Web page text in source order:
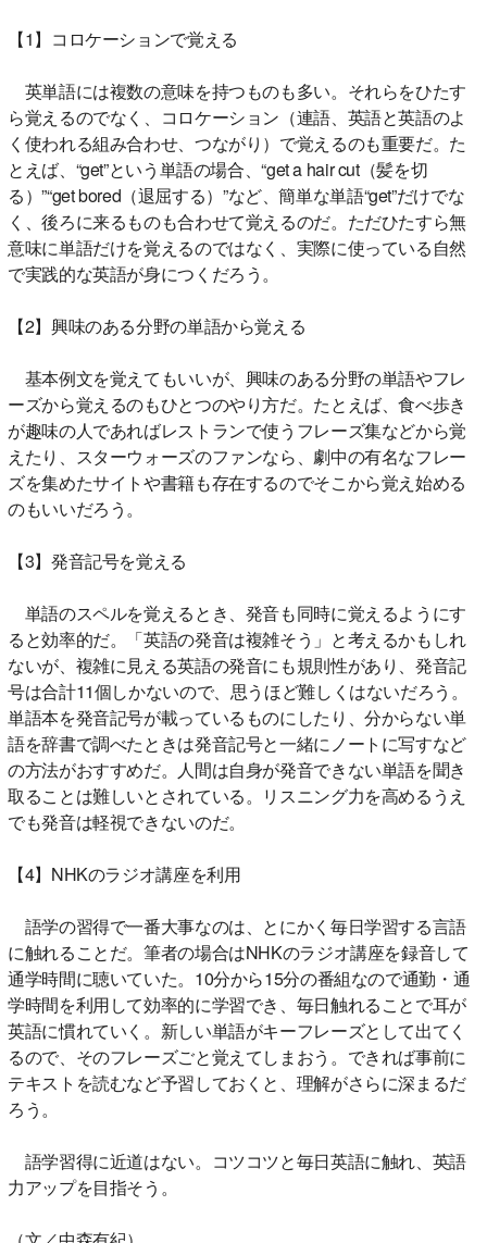
【1】コロケーションで覚える
英単語には複数の意味を持つものも多い。それらをひたす
ら覚えるのでなく、コロケーション（連語、英語と英語のよ
く使われる組み合わせ、つながり）で覚えるのも重要だ。た
とえば、“get”という単語の場合、“get a hair cut（髪を切
る）”“get bored（退屈する）”など、簡単な単語“get”だけでな
く、後ろに来るものも合わせて覚えるのだ。ただひたすら無
意味に単語だけを覚えるのではなく、実際に使っている自然
で実践的な英語が身につくだろう。
【2】興味のある分野の単語から覚える
基本例文を覚えてもいいが、興味のある分野の単語やフレ
ーズから覚えるのもひとつのやり方だ。たとえば、食べ歩き
が趣味の人であればレストランで使うフレーズ集などから覚
えたり、スターウォーズのファンなら、劇中の有名なフレー
ズを集めたサイトや書籍も存在するのでそこから覚え始める
のもいいだろう。
【3】発音記号を覚える
単語のスペルを覚えるとき、発音も同時に覚えるようにす
ると効率的だ。「英語の発音は複雑そう」と考えるかもしれ
ないが、複雑に見える英語の発音にも規則性があり、発音記
号は合計11個しかないので、思うほど難しくはないだろう。
単語本を発音記号が載っているものにしたり、分からない単
語を辞書で調べたときは発音記号と一緒にノートに写すなど
の方法がおすすめだ。人間は自身が発音できない単語を聞き
取ることは難しいとされている。リスニング力を高めるうえ
でも発音は軽視できないのだ。
【4】NHKのラジオ講座を利用
語学の習得で一番大事なのは、とにかく毎日学習する言語
に触れることだ。筆者の場合はNHKのラジオ講座を録音して
通学時間に聴いていた。10分から15分の番組なので通勤・通
学時間を利用して効率的に学習でき、毎日触れることで耳が
英語に慣れていく。新しい単語がキーフレーズとして出てく
るので、そのフレーズごと覚えてしまおう。できれば事前に
テキストを読むなど予習しておくと、理解がさらに深まるだ
ろう。
語学習得に近道はない。コツコツと毎日英語に触れ、英語
力アップを目指そう。